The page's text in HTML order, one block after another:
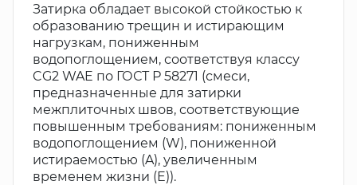
Затирка обладает высокой стойкостью к
образованию трещин и истирающим
нагрузкам, пониженным
водопоглощением, соответствуя классу
CG2 WAE по ГОСТ Р 58271 (смеси,
предназначенные для затирки
межплиточных швов, соответствующие
повышенным требованиям: пониженным
водопоглощением (W), пониженной
истираемостью (A), увеличенным
временем жизни (E)).